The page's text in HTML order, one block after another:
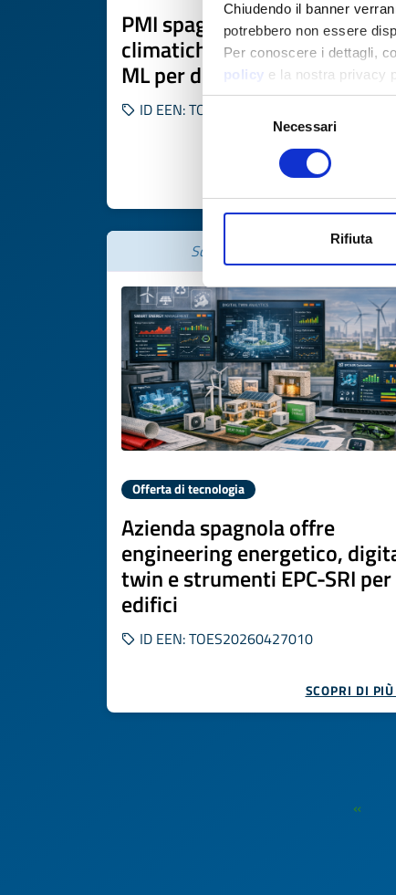
Chiudendo il banner
potrebbero non essere
Per conoscere i dettagli,
policy e la nostra privacy
Selezione
Necessari
Rifiuta
PMI spagnola offre proiezioni
climatiche personalizzate con
ML per decisioni aziendali
ID EEN: TOES20260506013
Scade il 22 giugno 2027
Offerta di tecnologia
Azienda spagnola offre
engineering energetico,
twin e strumenti EPC-SRI per
edifici
ID EEN: TOES20260427010
SCOPRI DI
«